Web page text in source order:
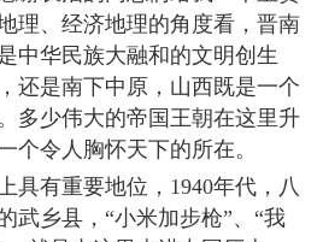
理、经济地理的角度看，晋南
中华民族大融和的文明创生
还是南下中原，山西既是一个
多少伟大的帝国王朝在这里升
个令人胸怀天下的所在。
具有重要地位，1940年代，八
武乡县，“小米加步枪”、“我